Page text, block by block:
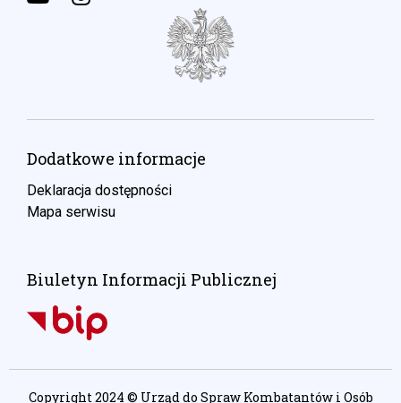
Dodatkowe informacje
Deklaracja dostępności
Mapa serwisu
Biuletyn Informacji Publicznej
Copyright 2024 © Urząd do Spraw Kombatantów i Osób